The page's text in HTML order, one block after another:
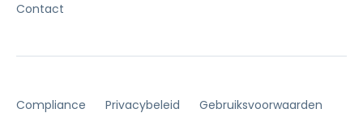
Contact
Compliance Privacybeleid Gebruiksvoorwaarden